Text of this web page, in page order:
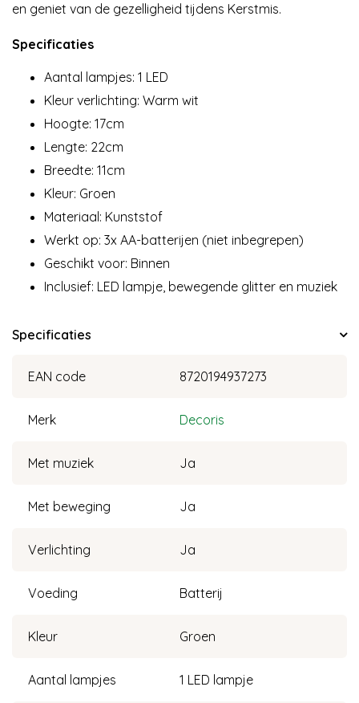
en geniet van de gezelligheid tijdens Kerstmis.
Specificaties
Aantal lampjes: 1 LED
Kleur verlichting: Warm wit
Hoogte: 17cm
Lengte: 22cm
Breedte: 11cm
Kleur: Groen
Materiaal: Kunststof
Werkt op: 3x AA-batterijen (niet inbegrepen)
Geschikt voor: Binnen
Inclusief: LED lampje, bewegende glitter en muziek
Specificaties
EAN code 8720194937273
Merk Decoris
Met muziek Ja
Met beweging Ja
Verlichting Ja
Voeding Batterij
Kleur Groen
Aantal lampjes 1 LED lampje